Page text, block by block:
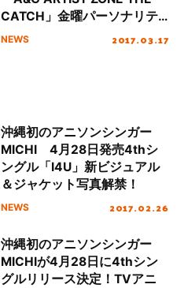
CATCH」金曜パーソナリテ
ィに決定！
NEWS 2017.03.17
沖縄初のアニソンシンガー
MICHI 4月28日発売4thシ
ングル「I4U」新ビジュアル
＆ジャケット写真解禁！
NEWS 2017.02.26
沖縄初のアニソンシンガー
MICHIが4月28日に4thシン
グルリリース決定！TVアニ